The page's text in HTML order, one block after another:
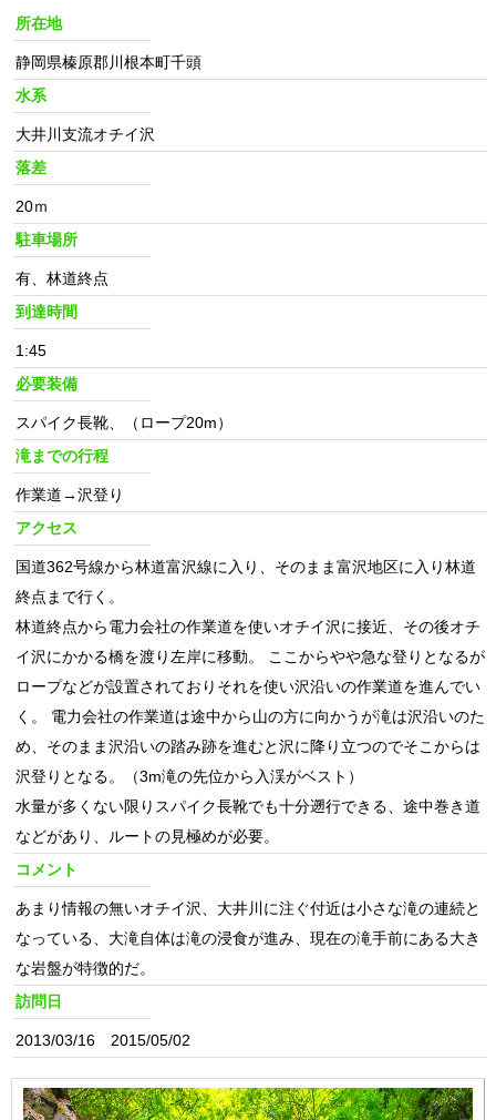
所在地
静岡県榛原郡川根本町千頭
水系
大井川支流オチイ沢
落差
20ｍ
駐車場所
有、林道終点
到達時間
1:45
必要装備
スパイク長靴、（ロープ20m）
滝までの行程
作業道→沢登り
アクセス
国道362号線から林道富沢線に入り、そのまま富沢地区に入り林道
終点まで行く。
林道終点から電力会社の作業道を使いオチイ沢に接近、その後オチ
イ沢にかかる橋を渡り左岸に移動。 ここからやや急な登りとなるが
ロープなどが設置されておりそれを使い沢沿いの作業道を進んでい
く。 電力会社の作業道は途中から山の方に向かうが滝は沢沿いのた
め、そのまま沢沿いの踏み跡を進むと沢に降り立つのでそこからは
沢登りとなる。（3m滝の先位から入渓がベスト）
水量が多くない限りスパイク長靴でも十分遡行できる、途中巻き道
などがあり、ルートの見極めが必要。
コメント
あまり情報の無いオチイ沢、大井川に注ぐ付近は小さな滝の連続と
なっている、大滝自体は滝の浸食が進み、現在の滝手前にある大き
な岩盤が特徴的だ。
訪問日
2013/03/16 2015/05/02